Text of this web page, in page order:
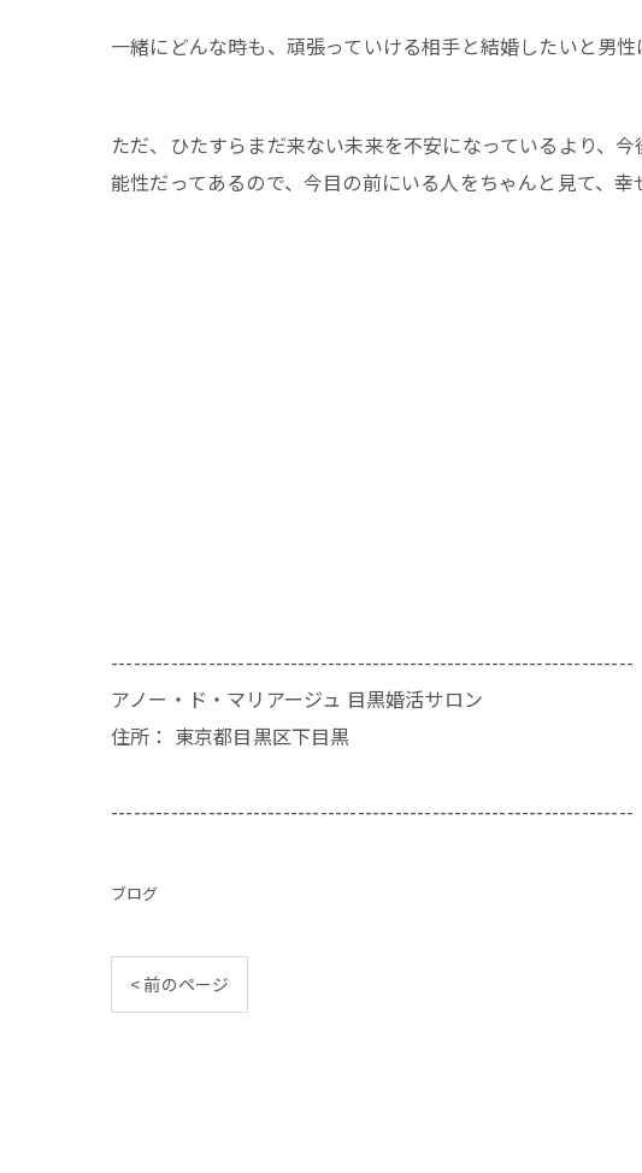
一緒にどんな時も、頑張っていける相手と結婚したいと男
ただ、ひたすらまだ来ない未来を不安になっているより、
能性だってあるので、今目の前にいる人をちゃんと見て、
----------------------------------------------------------------------
アノー・ド・マリアージュ 目黒婚活サロン
住所： 東京都目黒区下目黒
----------------------------------------------------------------------
ブログ
< 前のページ